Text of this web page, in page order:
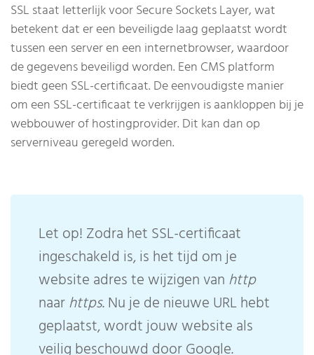
SSL staat letterlijk voor Secure Sockets Layer, wat
betekent dat er een beveiligde laag geplaatst wordt
tussen een server en een internetbrowser, waardoor
de gegevens beveiligd worden. Een CMS platform
biedt geen SSL-certificaat. De eenvoudigste manier
om een ​​SSL-certificaat te verkrijgen is aankloppen bij je
webbouwer of hostingprovider. Dit kan dan op
serverniveau geregeld worden.
Let op! Zodra het SSL-certificaat
ingeschakeld is, is het tijd om je
website adres te wijzigen van http
naarhttps. Nu je de nieuwe URL hebt
geplaatst, wordt jouw website als
veilig beschouwd door Google.